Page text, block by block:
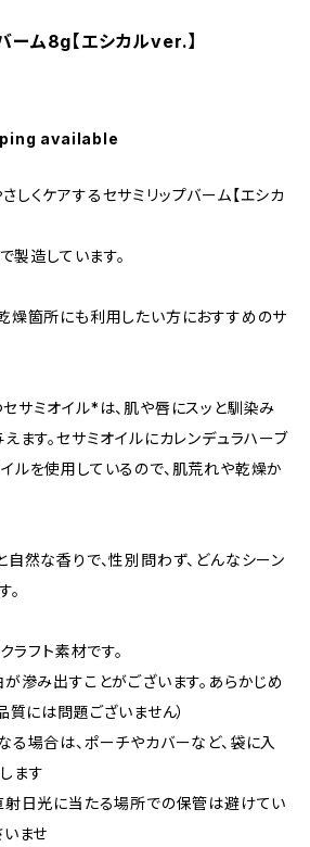
ーム8g【エシカルver.】
available
しくケアするセサミリップバーム【エシカ
造しています。
燥箇所にも利用したい方におすすめのサ
サミオイル*は、肌や唇にスッと馴染み
ます。セサミオイルにカレンデュラハーブ
ルを使用しているので、肌荒れや乾燥か
自然な香りで、性別問わず、どんなシーン
。
フト素材です。
滲み出すことがございます。あらかじめ
質には問題ございません）
る場合は、ポーチやカバーなど、袋に入
ます
射日光に当たる場所での保管は避けてい
いませ